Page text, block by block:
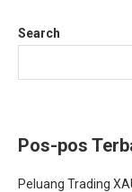
Search
Pos-pos
Peluang Trading